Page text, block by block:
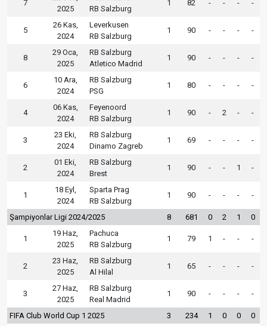
7
2025
RB Salzburg
1 82 - - - -
5
26 Kas,
2024
Leverkusen
RB Salzburg
1 90 - - - -
8
29 Oca,
2025
RB Salzburg
Atletico Madrid
1 90 - - - -
6
10 Ara,
2024
RB Salzburg
PSG
1 80 - - - -
4
06 Kas,
2024
Feyenoord
RB Salzburg
1 90 - 2 - -
3
23 Eki,
2024
RB Salzburg
Dinamo Zagreb
1 69 - - - -
2
01 Eki,
2024
RB Salzburg
Brest
1 90 - - 1 -
1
18 Eyl,
2024
Sparta Prag
RB Salzburg
1 90 - - - -
Şampiyonlar Ligi 2024/2025 8 681 0 2 1 0
1
19 Haz,
2025
Pachuca
RB Salzburg
1 79 1 - - -
2
23 Haz,
2025
RB Salzburg
Al Hilal
1 65 - - - -
3
27 Haz,
2025
RB Salzburg
Real Madrid
1 90 - - - -
FIFA Club World Cup 1 2025 3 234 1 0 0 0